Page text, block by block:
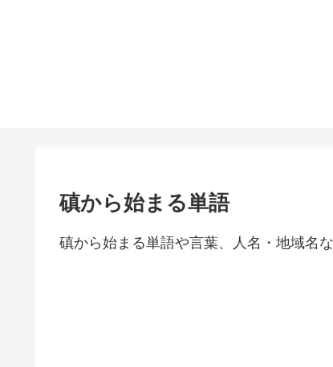
磌から始まる単語
磌から始まる単語や言葉、人名・地域名